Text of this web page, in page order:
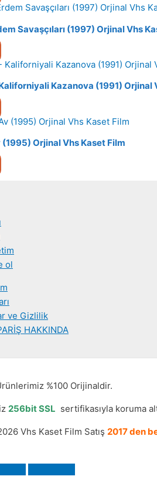
Savaşçıları (1997) Orjinal Vhs
Kazanova (1991) Orjinal
Orjinal Vhs Kaset Film
ol
ve Gizlilik
HAKKINDA
%100 Orijinaldir.
256bit SSL sertifikasıyla koruma
Vhs Kaset Film Satış 2017 den